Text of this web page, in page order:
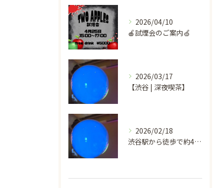
2026/04/10
🍎試煙会のご案内🍏
2026/03/17
【渋谷 | 深夜喫茶】
2026/02/18
渋谷駅から徒歩で約4分という好立地にあり、ビル地下1階の気軽...